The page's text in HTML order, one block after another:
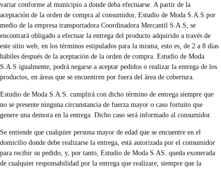
variar conforme al municipio a donde deba efectuarse. A partir de la
aceptación de la orden de compra al consumidor, Estudio de Moda S.A.S por
medio de la empresa transportadora Coordinadora Mercantil S.A.S, se
encontrará obligado a efectuar la entrega del producto adquirido a través de
este sitio web, en los términos estipulados para la misma, esto es, de 2 a 8 días
hábiles después de la aceptación de la orden de compra. Estudio de Moda
S.A.S igualmente, podrá negarse a aceptar pedidos o realizar la entrega de los
productos, en áreas que se encuentren por fuera del área de cobertura.
Estudio de Moda S.A.S. cumplirá con dicho término de entrega siempre que
no se presente ninguna circunstancia de fuerza mayor o caso fortuito que
genere una demora en la entrega. Dicho caso será informado al consumidor.
Se entiende que cualquier persona mayor de edad que se encuentre en el
domicilio donde debe realizarse la entrega, está autorizada por el consumidor
para recibir su pedido, y, por tanto, Estudio de Moda S.AS. queda exonerada
de cualquier responsabilidad por la entrega que realizare, siempre que la